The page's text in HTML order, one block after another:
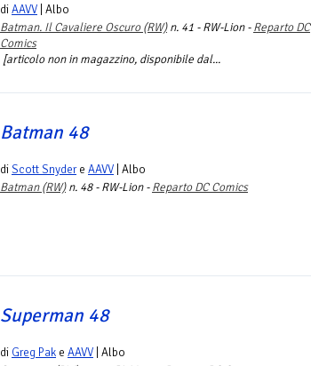
diAAVV | Albo
Batman. Il Cavaliere Oscuro (RW)n. 41 - RW-Lion -Reparto DC
Comics
[articolo non in magazzino, disponibile dal...
Batman 48
diScott Snydere AAVV | Albo
Batman (RW)n. 48 - RW-Lion -Reparto DC Comics
Superman 48
di Greg Pak e AAVV | Albo